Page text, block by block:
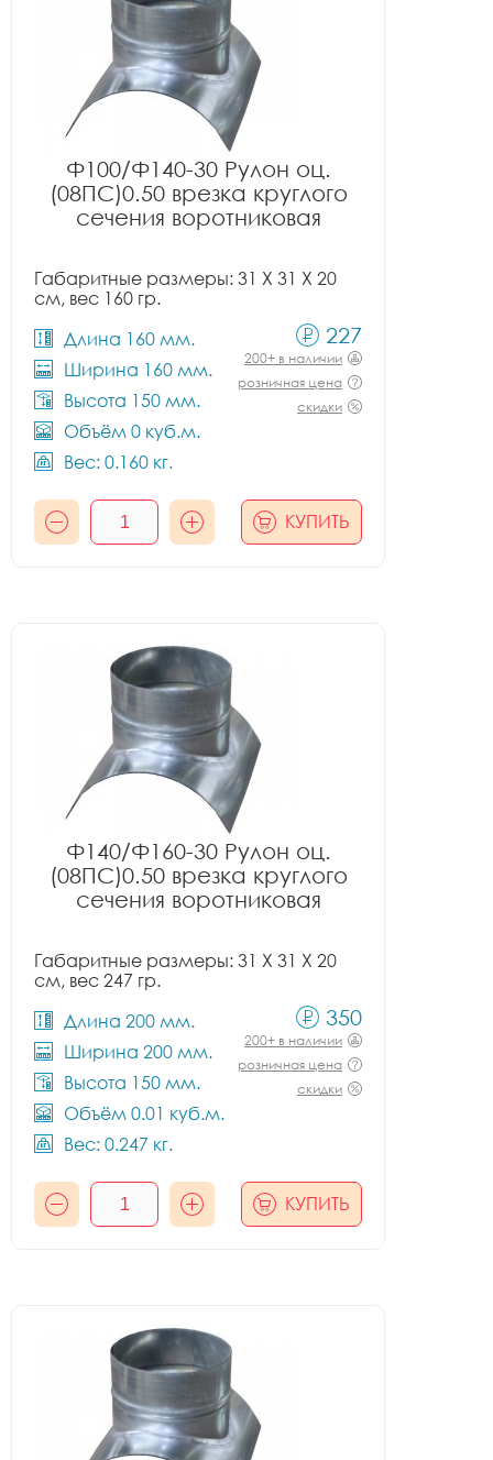
Ф100/Ф140-30 Рулон оц.
(08ПС)0.50 врезка круглого
сечения воротниковая
Габаритные размеры: 31 X 31 X 20
см, вес 160 гр.
Длина 160 мм.
Ширина 160 мм.
Высота 150 мм.
Объём 0 куб.м.
Вес: 0.160 кг.
227
200+ в наличии
розничная цена
скидки
КУПИТЬ
Ф140/Ф160-30 Рулон оц.
(08ПС)0.50 врезка круглого
сечения воротниковая
Габаритные размеры: 31 X 31 X 20
см, вес 247 гр.
Длина 200 мм.
Ширина 200 мм.
Высота 150 мм.
Объём 0.01 куб.м.
Вес: 0.247 кг.
350
200+ в наличии
розничная цена
скидки
КУПИТЬ